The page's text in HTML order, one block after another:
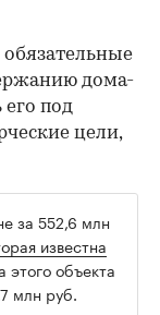
обязательные
дома-
под
цели,
за 552,6 млн
известна
этого объекта
млн руб.